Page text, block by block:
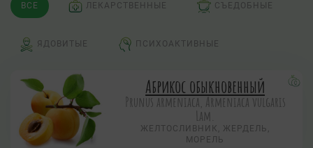
ВСЕ ЛЕКАРСТВЕННЫЕ СЪЕДОБНЫЕ
ЯДОВИТЫЕ ПСИХОАКТИВНЫЕ
Абрикос обыкновенный
Prunus armeniaca, Armeniaca vulgaris
Lam.
ЖЕЛТОСЛИВНИК, ЖЕРДЕЛЬ,
МОРЕЛЬ